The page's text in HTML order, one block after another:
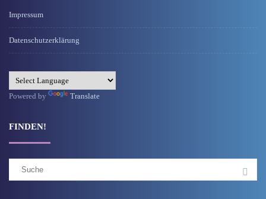
Impressum
Datenschutzerklärung
Powered by Translate
FINDEN!
Suchergebnis